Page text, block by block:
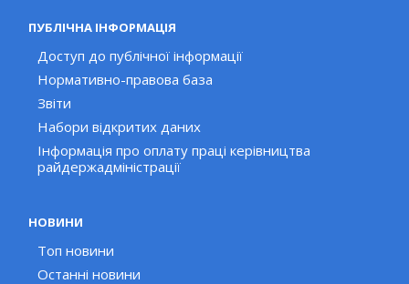
ПУБЛІЧНА ІНФОРМАЦІЯ
Доступ до публічної інформації
Нормативно-правова база
Звіти
Набори відкритих даних
Інформація про оплату праці керівництва
райдержадміністрації
НОВИНИ
Топ новини
Останні новини